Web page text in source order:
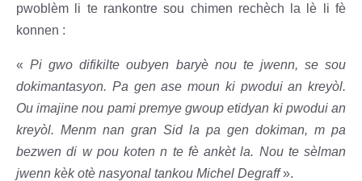
pwoblèm li te rankontre sou chimen rechèch la lè li fè
konnen :
«Pi gwo difikilte oubyen baryè nou te jwenn, se sou
dokimantasyon. Pa gen ase moun ki pwodui an kreyòl.
Ou imajine nou pami premye gwoup etidyan ki pwodui an
kreyòl. Menm nan gran Sid la pa gen dokiman, m pa
bezwen di w pou koten n te fè ankèt la. Nou te sèlman
jwenn kèk otè nasyonal tankou Michel Degraff».